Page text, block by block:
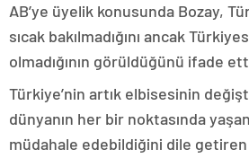
AB’ye üyelik konusunda Bozay,
sıcak bakılmadığını ancak
olmadığının görüldüğünü ifade
Türkiye’nin artık elbisesinin
dünyanın her bir noktasında
müdahale edebildiğini dile getiren